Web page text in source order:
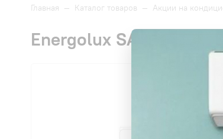
Главная — Каталог товаров — Акции на
Energolux SAS18G4-AI/